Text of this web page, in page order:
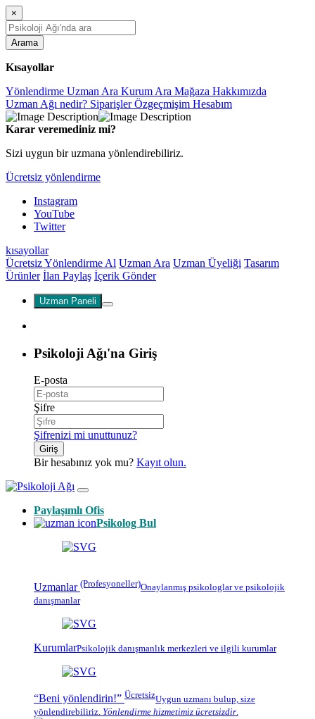
×
Arama
Kısayollar
Yönlendirme Uzman Ara Kurum Ara Mağaza Hakkımızda
Uzman Ağı nedir? SiparişlerÖzgeçmişim Hesabım
Karar veremediniz mi?
Sizi uygun bir uzmana yönlendirebiliriz.
Ücretsiz yönlendirme
Instagram
YouTube
Twitter
kısayollar
Ücretsiz Yönlendirme Al Uzman Ara Uzman Üyeliği Tasarım
Ürünler İlan Paylaş İçerik Gönder
Uzman Paneli
Psikoloji Ağı'na Giriş
E-posta
Şifre
Şifrenizi mi unuttunuz?
Giriş
Bir hesabınız yok mu? Kayıt olun.
Paylaşımlı Ofis
Psikolog Bul
Uzmanlar (Profesyoneller)Onaylanmış psikologlarve psikolojik
danışmanlar
KurumlarPsikolojik danışmanlık merkezleri ve ilgili kurumlar
“Beni yönlendirin!” ÜcretsizUygun uzmanı bulup, size
yönlendirebiliriz. Yönlendirme hizmetimiz ücretsizdir.